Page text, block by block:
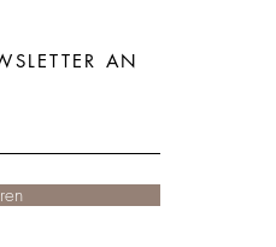
AN